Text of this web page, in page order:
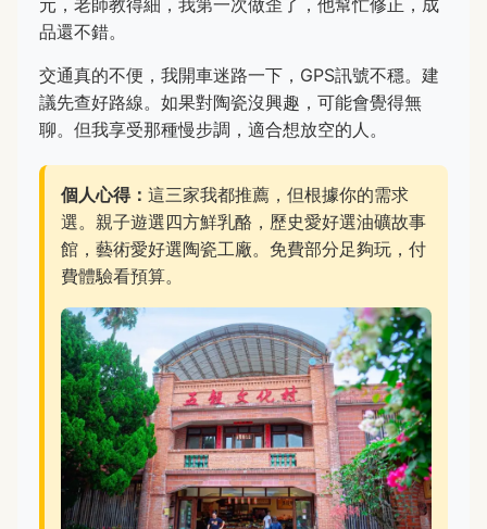
元，老師教得細，我第一次做歪了，他幫忙修正，成
品還不錯。
交通真的不便，我開車迷路一下，GPS訊號不穩。建
議先查好路線。如果對陶瓷沒興趣，可能會覺得無
聊。但我享受那種慢步調，適合想放空的人。
個人心得： 這三家我都推薦，但根據你的需求
選。親子遊選四方鮮乳酪，歷史愛好選油礦故事
館，藝術愛好選陶瓷工廠。免費部分足夠玩，付
費體驗看預算。